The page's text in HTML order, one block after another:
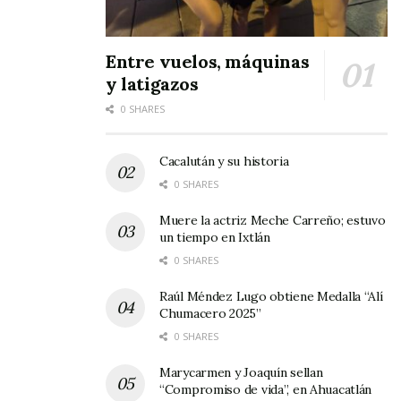
“Seremos – dijo – un Ayuntamiento que tendrá
comunicación de cordialidad y una buena
relación, una buena comunicación entre
gobierno y el pueblo”, resaltó.
Entre vuelos, máquinas
y latigazos
0 SHARES
Cacalután y su historia
0 SHARES
Muere la actriz Meche Carreño; estuvo
un tiempo en Ixtlán
0 SHARES
Raúl Méndez Lugo obtiene Medalla “Alí
Chumacero 2025”
0 SHARES
Marycarmen y Joaquín sellan
“Compromiso de vida”, en Ahuacatlán